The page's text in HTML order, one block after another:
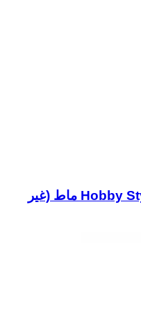
بخاخ الشعر Hobby Style&Protect ماط (غير